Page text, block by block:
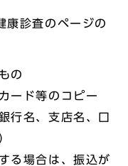
康診査のページの
の
ード等のコピー
行名、支店名、口
る場合は、振込が